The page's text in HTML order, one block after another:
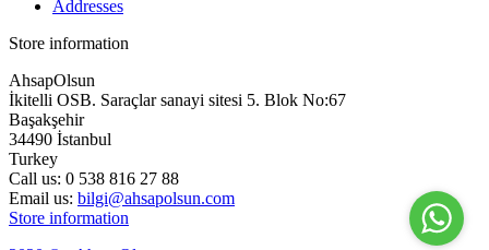
Addresses
Store information
AhsapOlsun
İkitelli OSB. Saraçlar sanayi sitesi 5. Blok No:67
Başakşehir
34490 İstanbul
Turkey
Call us: 0 538 816 27 88
Email us: bilgi@ahsapolsun.com
Store information